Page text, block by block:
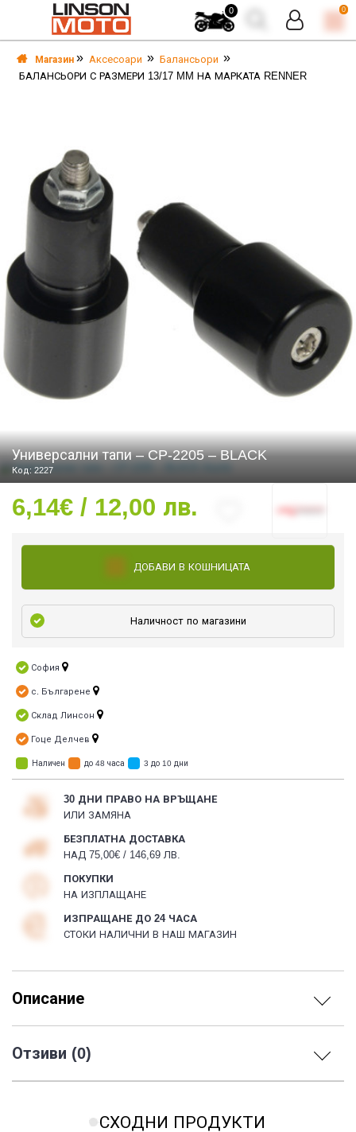
ЕКИПИРОВКА
0 0
Магазин Аксесоари
Балансьори
БАЛАНСЬОРИ С РАЗМЕРИ 13/17 MM НА МАРКАТА RENNER
Универсални тапи – CP-2205 – BLACK
Код: 2227
6,14€ / 12,00 лв.
ДОБАВИ В КОШНИЦАТА
Наличност по магазини
София
с. Българене
Склад Линсон
Гоце Делчев
Наличен до 48 часа 3 до 10 дни
30 ДНИ ПРАВО НА ВРЪЩАНЕ
ИЛИ ЗАМЯНА
БЕЗПЛАТНА ДОСТАВКА
НАД 75,00€ / 146,69 ЛВ.
ПОКУПКИ
НА ИЗПЛАЩАНЕ
ИЗПРАЩАНЕ ДО 24 ЧАСА
СТОКИ НАЛИЧНИ В НАШ МАГАЗИН
Описание
Отзиви (0)
СХОДНИ ПРОДУКТИ